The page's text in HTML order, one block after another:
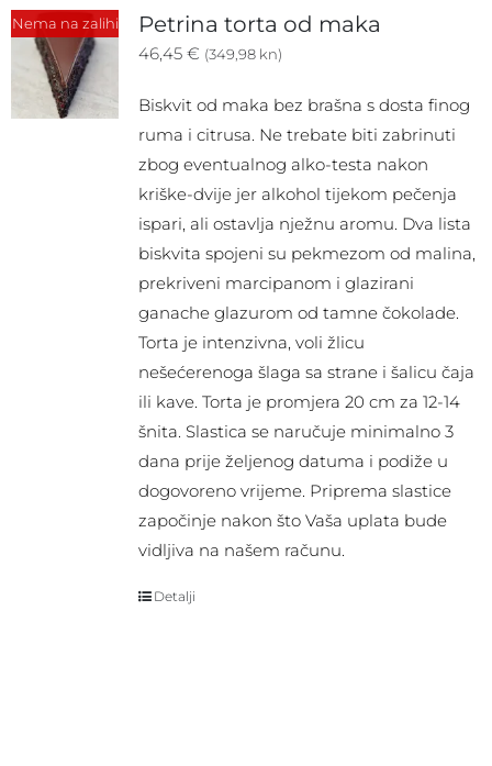
Nema na zalihi Petrina torta od maka
46,45 € (349,98 kn)
Biskvit od maka bez brašna s dosta finog
ruma i citrusa. Ne trebate biti zabrinuti
zbog eventualnog alko-testa nakon
kriške-dvije jer alkohol tijekom pečenja
ispari, ali ostavlja nježnu aromu. Dva lista
biskvita spojeni su pekmezom od malina,
prekriveni marcipanom i glazirani
ganache glazurom od tamne čokolade.
Torta je intenzivna, voli žlicu
nešećerenoga šlaga sa strane i šalicu čaja
ili kave. Torta je promjera 20 cm za 12-14
šnita. Slastica se naručuje minimalno 3
dana prije željenog datuma i podiže u
dogovoreno vrijeme. Priprema slastice
započinje nakon što Vaša uplata bude
vidljiva na našem računu.
Detalji